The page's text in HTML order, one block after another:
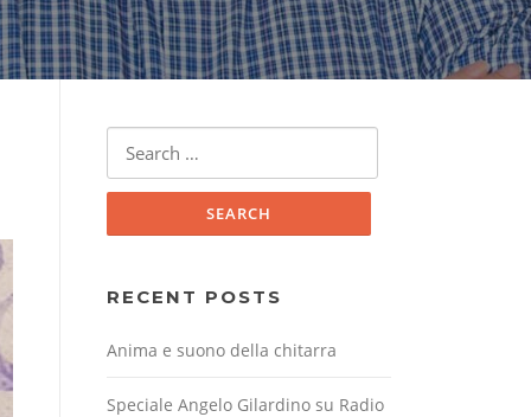
RECENT POSTS
Anima e suono della chitarra
Speciale Angelo Gilardino su Radio